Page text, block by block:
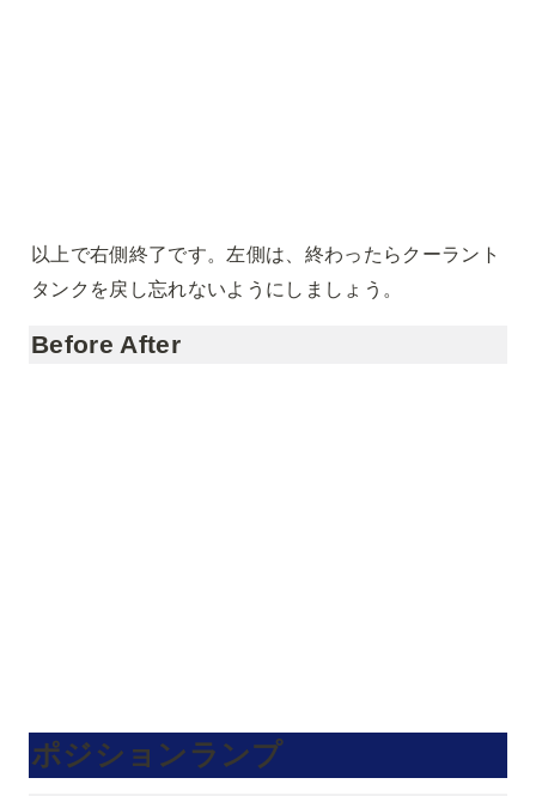
以上で右側終了です。左側は、終わったらクーラント
タンクを戻し忘れないようにしましょう。
Before After
ポジションランプ